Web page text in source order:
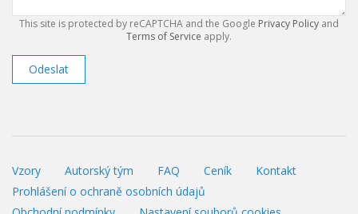
This site is protected by reCAPTCHA and the Google Privacy Policy and
Terms of Service apply.
Odeslat
Vzory Autorský tým FAQ Ceník
Kontakt
Prohlášení o ochraně osobních údajů